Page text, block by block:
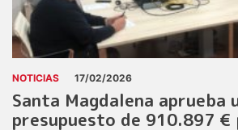
NOTICIAS 17/02/2026
Santa Magdalena aprueba
presupuesto de 910.897 €